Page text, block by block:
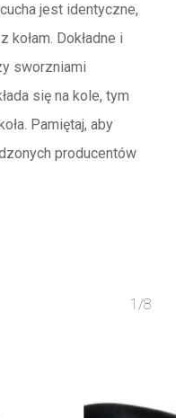
jest identyczne,
kołam. Dokładne i
sworzniami
się na kole, tym
Pamiętaj, aby
producentów
1/8